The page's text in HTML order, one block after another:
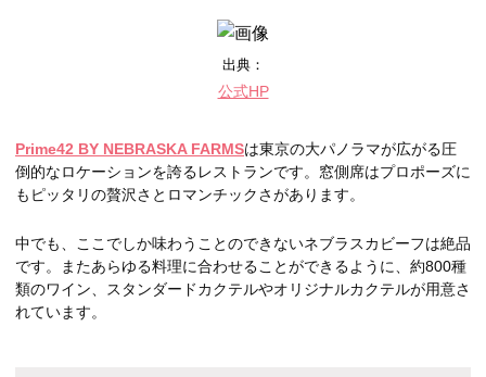
出典：
公式HP
Prime42 BY NEBRASKA FARMSは東京の大パノラマが広がる圧
倒的なロケーションを誇るレストランです。窓側席はプロポーズに
もピッタリの贅沢さとロマンチックさがあります。
中でも、ここでしか味わうことのできないネブラスカビーフは絶品
です。またあらゆる料理に合わせることができるように、約800種
類のワイン、スタンダードカクテルやオリジナルカクテルが用意さ
れています。